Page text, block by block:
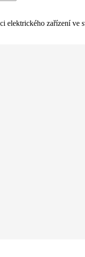
elektrického zařízení